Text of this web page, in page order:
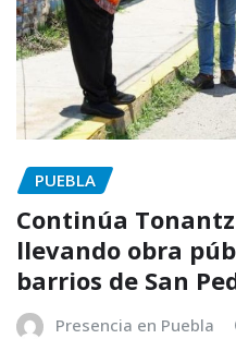
PUEBLA
Continúa
llevando obra
barrios de San
Presencia en Puebla